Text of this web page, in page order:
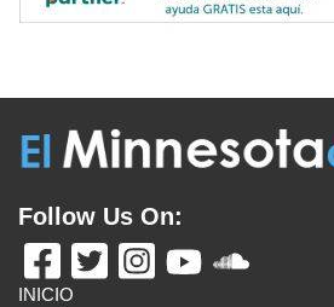
Follow Us On:
INICIO